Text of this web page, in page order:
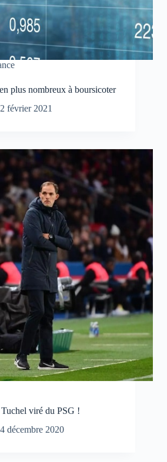
plus nombreux à boursicoter
février 2021
viré du PSG !
décembre 2020